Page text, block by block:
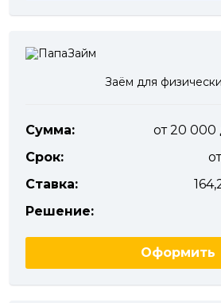
Заём для
Сумма:
от 20 000
Срок:
Ставка:
Решение:
Оформить